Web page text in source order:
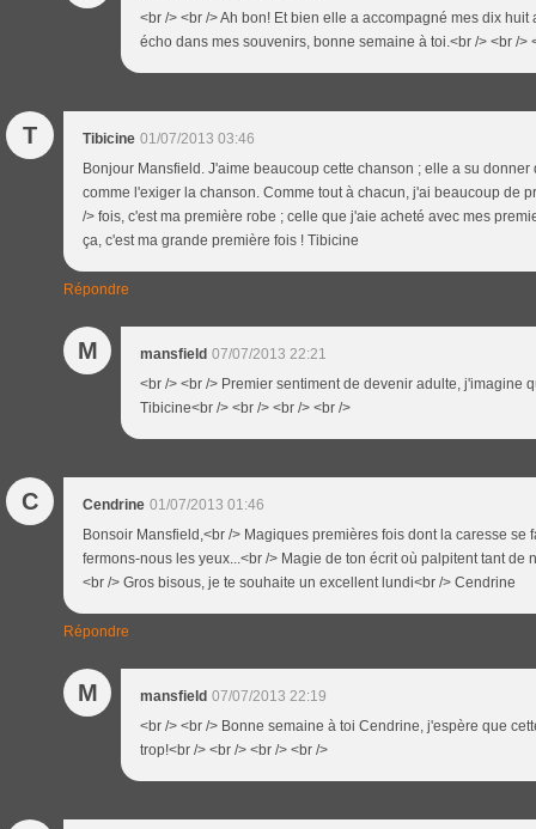
<br /> <br /> Ah bon! Et bien elle a accompagné mes dix
écho dans mes souvenirs, bonne semaine à toi.<br /> <br />
T Tibicine 01/07/2013 03:46
Bonjour Mansfield. J'aime beaucoup cette chanson ; elle a su
comme l'exiger la chanson. Comme tout à chacun, j'ai beaucoup de
/> fois, c'est ma première robe ; celle que j'aie acheté avec mes
ça, c'est ma grande première fois ! Tibicine
Répondre
M mansfield 07/07/2013 22:21
<br /> <br /> Premier sentiment de devenir adulte, j'imagine
Tibicine<br /> <br /> <br /> <br />
C Cendrine 01/07/2013 01:46
Bonsoir Mansfield,<br /> Magiques premières fois dont la caresse se
fermons-nous les yeux...<br /> Magie de ton écrit où palpitent tant de
<br /> Gros bisous, je te souhaite un excellent lundi<br /> Cendrine
Répondre
M mansfield 07/07/2013 22:19
<br /> <br /> Bonne semaine à toi Cendrine, j'espère que
trop!<br /> <br /> <br /> <br />